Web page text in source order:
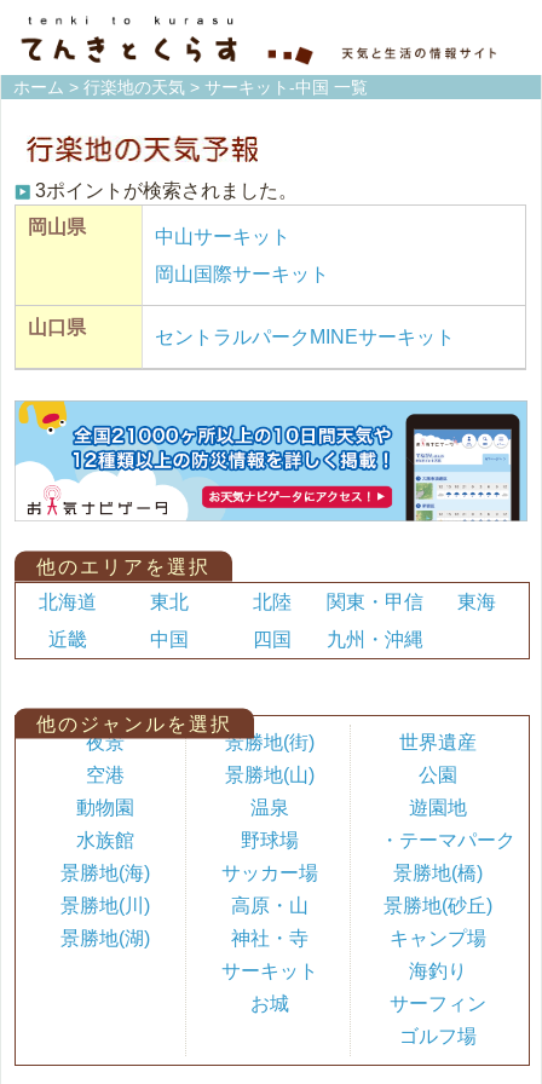
ホーム > 行楽地の天気 > サーキット-中国 一覧
3ポイントが検索されました。
岡山県
中山サーキット
岡山国際サーキット
山口県 セントラルパークMINEサーキット
他のエリアを選択
北海道
東北 北陸 関東・甲信
東海
近畿
中国 四国 九州・沖縄
他のジャンルを選択
夜景
空港
動物園
水族館
景勝地(海)
景勝地(川)
景勝地(湖)
景勝地(街)
景勝地(山)
温泉
野球場
サッカー場
高原・山
神社・寺
サーキット
お城
世界遺産
公園
遊園地
・テーマパーク
景勝地(橋)
景勝地(砂丘)
キャンプ場
海釣り
サーフィン
ゴルフ場